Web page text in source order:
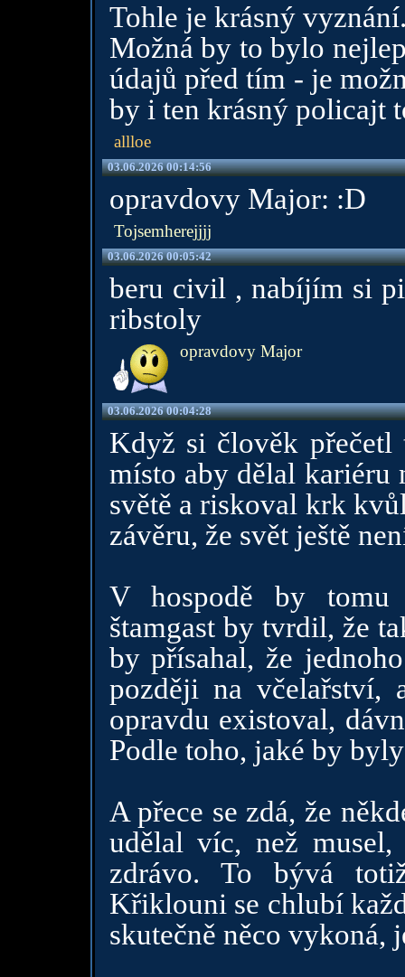
Tohle je krásný
Možná by to bylo
údajů před tím - je
by i ten krásný policajt
allloe
03.06.2026 00:14:56
opravdovy Major: :D
Tojsemherejjjj
03.06.2026 00:05:42
beru civil , nabíjím si
ribstoly
opravdovy Major
03.06.2026 00:04:28
Když si člověk
místo aby dělal kariéru
světě a riskoval krk
závěru, že svět ještě
V hospodě by tomu
štamgast by tvrdil, že
by přísahal, že
později na
opravdu existoval,
Podle toho, jaké by
A přece se zdá, že
udělal víc, než
zdrávo. To bývá
Křiklouni se chlubí
skutečně něco vykoná,